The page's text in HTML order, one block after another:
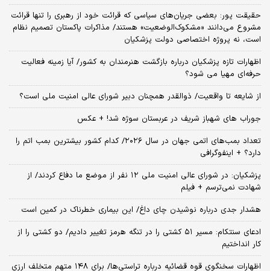
حقیقت پور: بعضی جریان‌های سیاسی که قرائت خود از رهبری را تنها قرائت
مشروع می‌دانند «مشکوک‌الوضعیت» هستند/ مذاکرات پاکستان تصمیم نظام
است، نه پروژه اختصاصی دولت پزشکیان
اظهارات تازه پزشکیان درباره بازگشت هنرمندان به کشور/ آیا زمینه فعالیت
حرفه‌ای مهیا می شود؟
از شایعه تا واقعیت/ ذوالقدر همچنان دبیر شورای ‌عالی امنیت ملی است؟
جوراب های شهباز شریف در عربستان سوژه شد! + عکس
تعداد بمب‌های اتمی جهان در سال ۲۰۲۶/ کدام کشور بیشترین بمب اتم را
دارد؟ + اینفوگرافی
پزشکیان: در شورای عالی امنیت ملی ۱۲ نفر از موضع ما دفاع کردند/ از
شهادت نمی‌ترسم + فیلم
هشدار جدی درباره نوشیدن چای داغ/ این بیماری خطرناک در کمین است
ادعای سنتکام: مسیر ۵۱ کشتی را در تنگه هرمز تغییر دادیم/ دو کشتی را از
کار انداختیم
اظهارات سخنگوی قوه قضائیه درباره تراستی‌ها/ برای ۱۴۸ متهم متخلف ارزی